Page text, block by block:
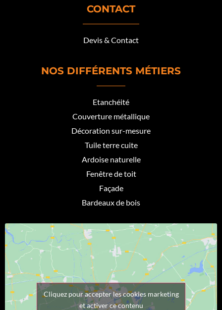
CONTACT
Devis & Contact
NOS DIFFÉRENTS MÉTIERS
Etanchéité
Couverture métallique
Décoration sur-mesure
Tuile terre cuite
Ardoise naturelle
Fenêtre de toit
Façade
Bardeaux de bois
Cliquez pour accepter les cookies marketing
et activer ce contenu